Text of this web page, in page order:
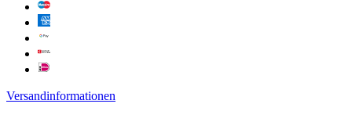
Versandinformationen